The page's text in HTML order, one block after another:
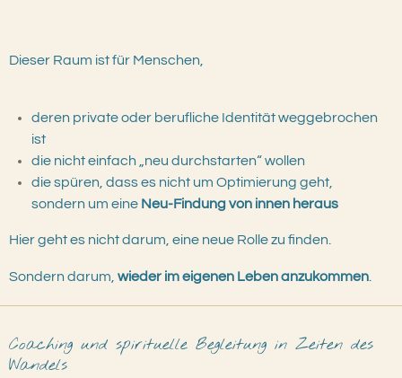
Dieser Raum ist für Menschen,
deren private oder berufliche Identität weggebrochen
ist
die nicht einfach „neu durchstarten“ wollen
die spüren, dass es nicht um Optimierung geht,
sondern um eine Neu-Findung von innen heraus
Hier geht es nicht darum, eine neue Rolle zu finden.
Sondern darum, wieder im eigenen Leben anzukommen
Coaching und spirituelle Begleitung in Zeiten des
Wandels